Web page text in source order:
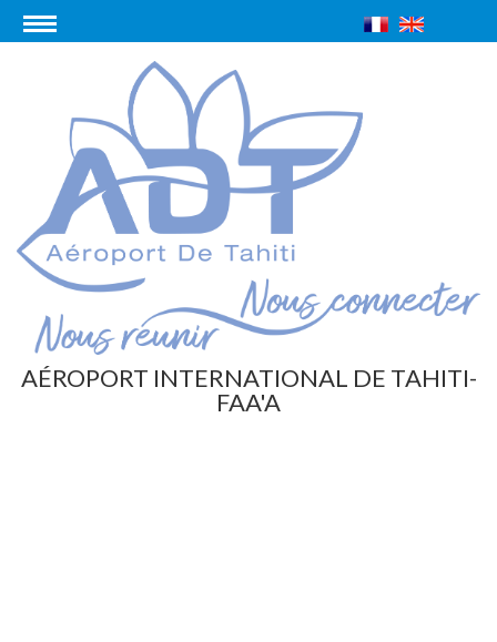
AÉROPORT INTERNATIONAL DE TAHITI-
FAA'A